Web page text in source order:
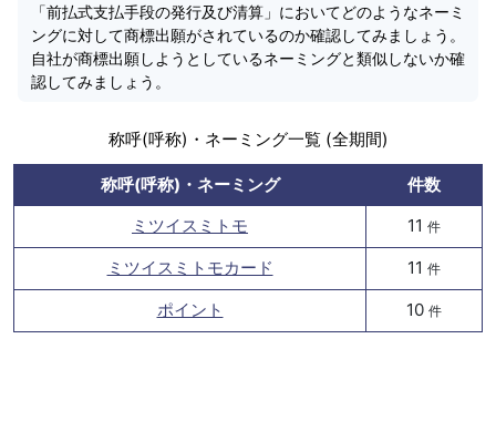
「前払式支払手段の発行及び清算」においてどのようなネーミ
ングに対して商標出願がされているのか確認してみましょう。
自社が商標出願しようとしているネーミングと類似しないか確
認してみましょう。
称呼(呼称)・ネーミング一覧 (全期間)
称呼(呼称)・ネーミング
件数
ミツイスミトモ
11 件
ミツイスミトモカード 11 件
ポイント 10 件